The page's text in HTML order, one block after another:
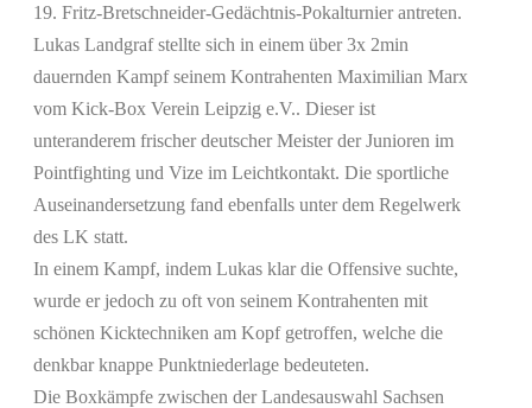
19. Fritz-Bretschneider-Gedächtnis-Pokalturnier antreten.
Lukas Landgraf stellte sich in einem über 3x 2min
dauernden Kampf seinem Kontrahenten Maximilian Marx
vom Kick-Box Verein Leipzig e.V.. Dieser ist
unteranderem frischer deutscher Meister der Junioren im
Pointfighting und Vize im Leichtkontakt. Die sportliche
Auseinandersetzung fand ebenfalls unter dem Regelwerk
des LK statt.
In einem Kampf, indem Lukas klar die Offensive suchte,
wurde er jedoch zu oft von seinem Kontrahenten mit
schönen Kicktechniken am Kopf getroffen, welche die
denkbar knappe Punktniederlage bedeuteten.
Die Boxkämpfe zwischen der Landesauswahl Sachsen